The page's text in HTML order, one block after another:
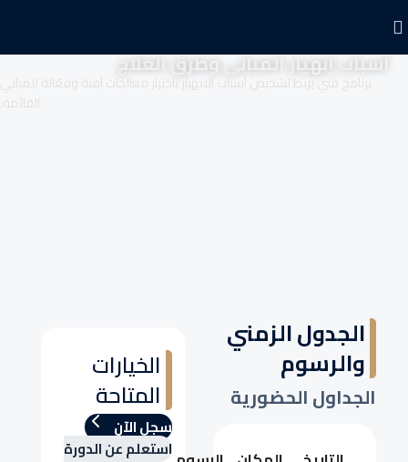
أسباب إنهيار المبانى وطرق العلاج
برنامج فني يربط تشخيص أسباب الانهيار باختيار معالجات آمنة وفعّالة للمباني
القائمة.
الخيارات
المتاحة
سجل الآن
استعلم عن الدورة
الجدول الزمني
والرسوم
الجداول الحضورية